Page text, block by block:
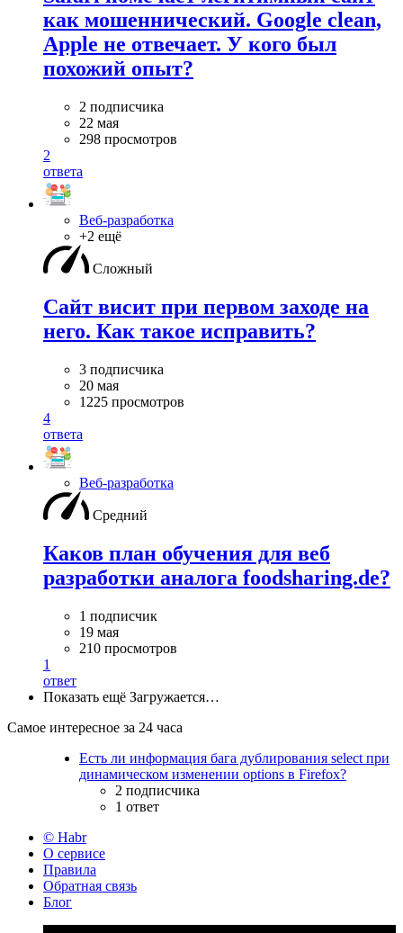
как мошеннический. Google clean,
Apple не отвечает. У кого был
похожий опыт?
2 подписчика
22 мая
298 просмотров
2
ответа
Веб-разработка
+2 ещё
Сложный
Сайт висит при первом заходе на
него. Как такое исправить?
3 подписчика
20 мая
1225 просмотров
4
ответа
Веб-разработка
Средний
Каков план обучения для веб
разработки аналога foodsharing.de?
1 подписчик
19 мая
210 просмотров
1
ответ
Показать ещё Загружается…
Самое интересное за 24 часа
Есть ли информация бага дублирования select при
динамическом изменении options в Firefox?
2 подписчика
1 ответ
© Habr
О сервисе
Правила
Обратная связь
Блог